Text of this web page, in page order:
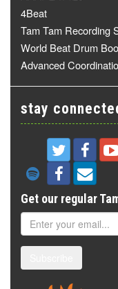
4Beat
Tam Tam Recording
World Beat Drum
Advanced
stay
Get our regular